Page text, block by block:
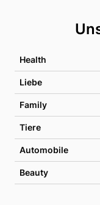
Health
Liebe
Family
Tiere
Automobile
Beauty